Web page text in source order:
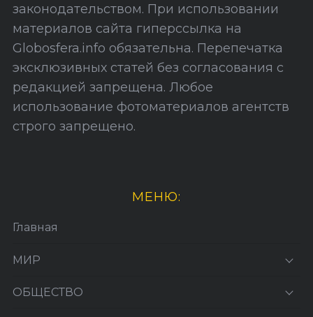
а
законодательством. При использовании
материалов сайта гиперссылка на
Globosfera.info обязательна. Перепечатка
эксклюзивных статей без согласования с
редакцией запрещена. Любое
использование фотоматериалов агентств
строго запрещено.
МЕНЮ:
Главная
МИР
ОБЩЕСТВО